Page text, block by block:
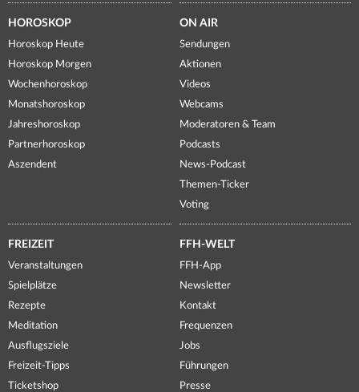
HOROSKOP
Horoskop Heute
Horoskop Morgen
Wochenhoroskop
Monatshoroskop
Jahreshoroskop
Partnerhoroskop
Aszendent
ON AIR
Sendungen
Aktionen
Videos
Webcams
Moderatoren & Team
Podcasts
News-Podcast
Themen-Ticker
Voting
FREIZEIT
Veranstaltungen
Spielplätze
Rezepte
Meditation
Ausflugsziele
Freizeit-Tipps
Ticketshop
FFH-WELT
FFH-App
Newsletter
Kontakt
Frequenzen
Jobs
Führungen
Presse